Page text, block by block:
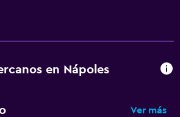
en Nápoles
Ver más